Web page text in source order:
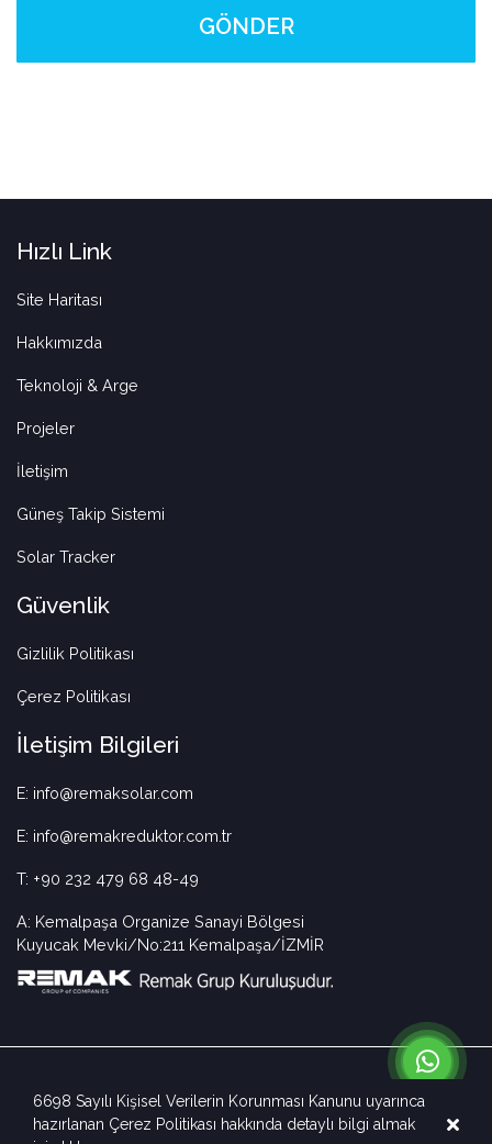
GÖNDER
Hızlı Link
Site Haritası
Hakkımızda
Teknoloji & Arge
Projeler
İletişim
Güneş Takip Sistemi
Solar Tracker
Güvenlik
Gizlilik Politikası
Çerez Politikası
İletişim Bilgileri
E: info@remaksolar.com
E: info@remakreduktor.com.tr
T: +90 232 479 68 48-49
A: Kemalpaşa Organize Sanayi Bölgesi
Kuyucak Mevki/No:211 Kemalpaşa/İZMİR
Copyright © 2025 Remak Solar. Tüm hakları saklıdır.
6698 Sayılı Kişisel Verilerin Korunması Kanunu uyarınca
hazırlanan Çerez Politikası hakkında detaylı bilgi almak